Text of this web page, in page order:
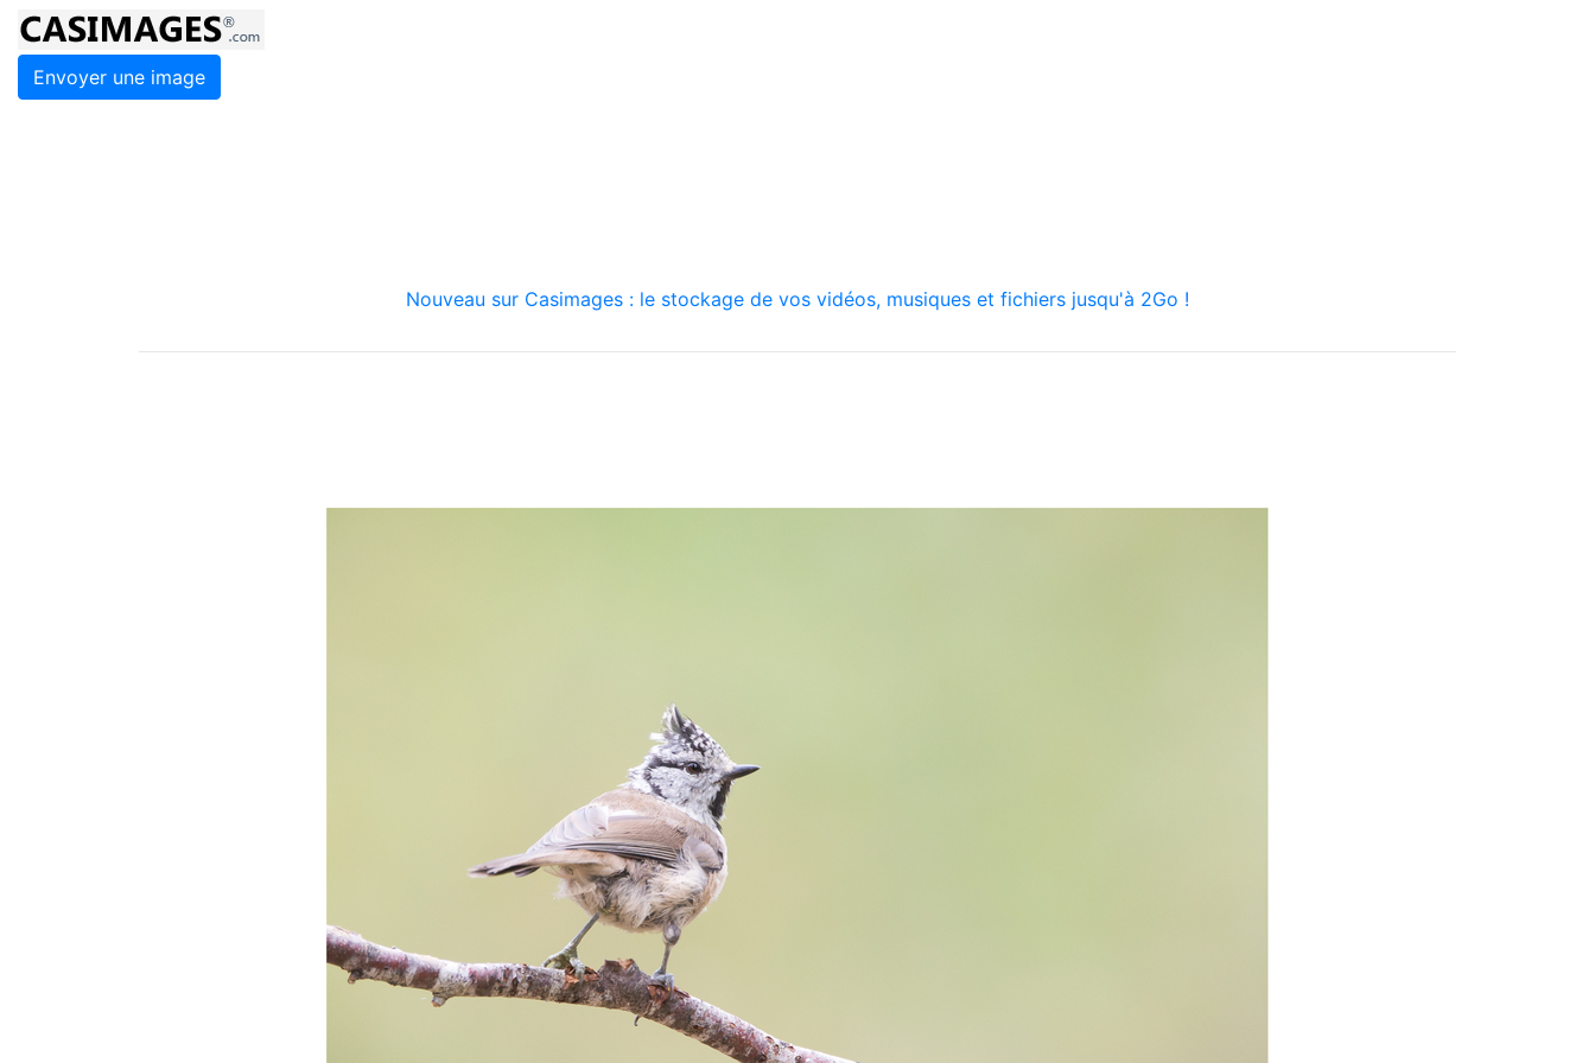
Envoyer une image
Nouveau sur Casimages : le stockage de vos vidéos, musiques et fichiers jusqu'à 2Go !